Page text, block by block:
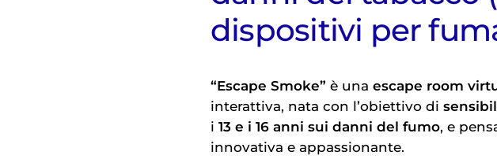
dispositivi per
“Escape Smoke” è una escape room
interattiva, nata con l’obiettivo di
i 13 e i 16 anni sui danni del fumo, e
innovativa e appassionante.